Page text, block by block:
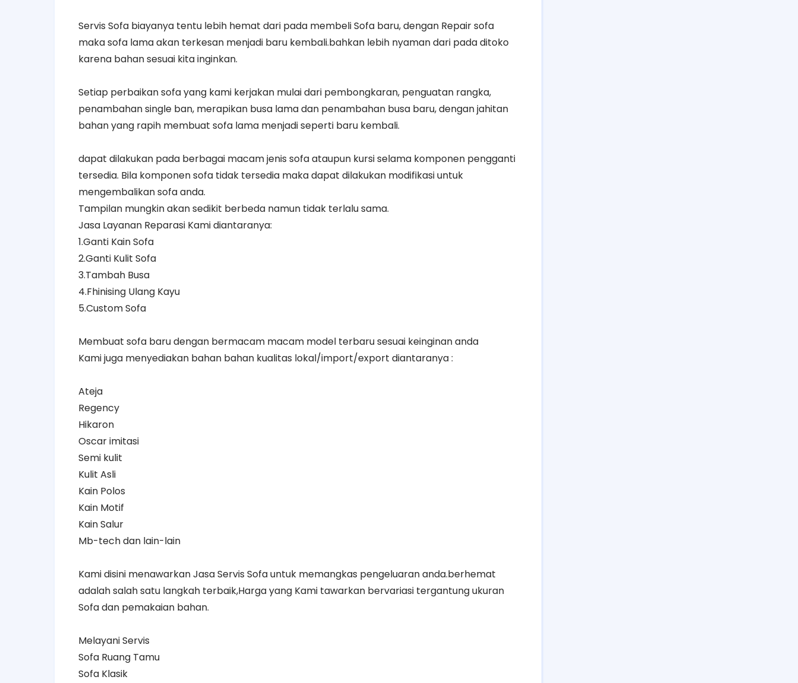
Servis Sofa biayanya tentu lebih hemat dari pada membeli Sofa baru, dengan Repair sofa
maka sofa lama akan terkesan menjadi baru kembali.bahkan lebih nyaman dari pada ditoko
karena bahan sesuai kita inginkan.
Setiap perbaikan sofa yang kami kerjakan mulai dari pembongkaran, penguatan rangka,
penambahan single ban, merapikan busa lama dan penambahan busa baru, dengan jahitan
bahan yang rapih membuat sofa lama menjadi seperti baru kembali.
dapat dilakukan pada berbagai macam jenis sofa ataupun kursi selama komponen pengganti
tersedia. Bila komponen sofa tidak tersedia maka dapat dilakukan modifikasi untuk
mengembalikan sofa anda.
Tampilan mungkin akan sedikit berbeda namun tidak terlalu sama.
Jasa Layanan Reparasi Kami diantaranya:
1.Ganti Kain Sofa
2.Ganti Kulit Sofa
3.Tambah Busa
4.Fhinising Ulang Kayu
5.Custom Sofa
Membuat sofa baru dengan bermacam macam model terbaru sesuai keinginan anda
Kami juga menyediakan bahan bahan kualitas lokal/import/export diantaranya :
Ateja
Regency
Hikaron
Oscar imitasi
Semi kulit
Kulit Asli
Kain Polos
Kain Motif
Kain Salur
Mb-tech dan lain-lain
Kami disini menawarkan Jasa Servis Sofa untuk memangkas pengeluaran anda.berhemat
adalah salah satu langkah terbaik,Harga yang Kami tawarkan bervariasi tergantung ukuran
Sofa dan pemakaian bahan.
Melayani Servis
Sofa Ruang Tamu
Sofa Klasik